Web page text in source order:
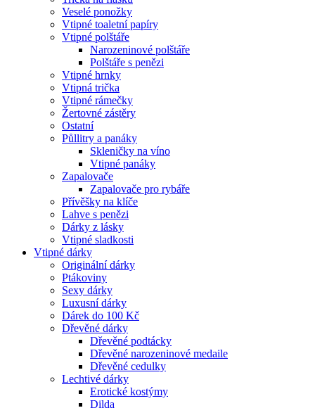
Veselé ponožky
Vtipné toaletní papíry
Vtipné polštáře
Narozeninové polštáře
Polštáře s penězi
Vtipné hrnky
Vtipná trička
Vtipné rámečky
Žertovné zástěry
Ostatní
Půllitry a panáky
Skleničky na víno
Vtipné panáky
Zapalovače
Zapalovače pro rybáře
Přívěšky na klíče
Lahve s penězi
Dárky z lásky
Vtipné sladkosti
Vtipné dárky
Originální dárky
Ptákoviny
Sexy dárky
Luxusní dárky
Dárek do 100 Kč
Dřevěné dárky
Dřevěné podtácky
Dřevěné narozeninové medaile
Dřevěné cedulky
Lechtivé dárky
Erotické kostýmy
Dilda